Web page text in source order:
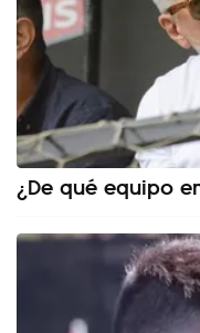
¿De qué equipo